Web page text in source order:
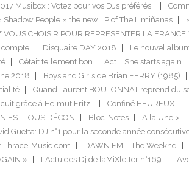
Musibox : Votez pour vos DJs préférés !
Shadow People » the new LP of The Limiñanas
CHOISIR POUR REPRESENTER LA FRANCE
compte Disquaire DAY 2018 Le nouvel
C’était tellement bon ….. Act … She starts again…
2018
Boys and Girls de Brian FERRY (1985)
Quand Laurent BOUTONNAT reprend du
cuit grâce à Helmut Fritz !
Confiné HEUREUX !
EST TOUS DÉCON Bloc-Notes A la Une >
Guetta: DJ n°1 pour la seconde année
Thrace-Music.com
DAWN FM – The Weeknd
»
L’Actu des Dj de laMiXletter n°169.